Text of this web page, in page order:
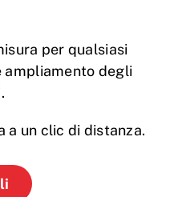
per qualsiasi
ampliamento degli
a un clic di distanza.